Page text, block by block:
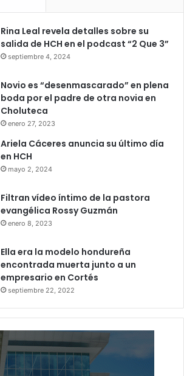
Rina Leal revela detalles sobre su
salida de HCH en el podcast “2 Que 3”
septiembre 4, 2024
Novio es “desenmascarado” en plena
boda por el padre de otra novia en
Choluteca
enero 27, 2023
Ariela Cáceres anuncia su último día
en HCH
mayo 2, 2024
Filtran vídeo íntimo de la pastora
evangélica Rossy Guzmán
enero 8, 2023
Ella era la modelo hondureña
encontrada muerta junto a un
empresario en Cortés
septiembre 22, 2022